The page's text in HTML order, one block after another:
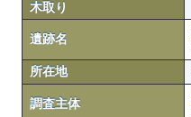
木取り
遺跡名
所在地
調査主体